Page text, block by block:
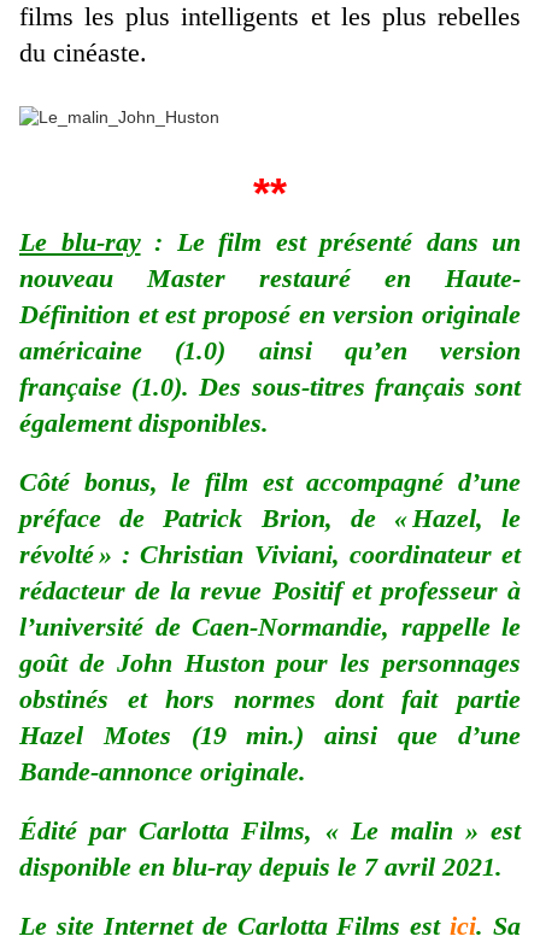
films les plus intelligents et les plus rebelles
du cinéaste.
**
Le blu-ray: Le film est présenté dans un
nouveau Master restauré en Haute-
Définition et est proposé en version originale
américaine (1.0) ainsi qu’en version
française (1.0). Des sous-titres français sont
également disponibles.
Côté bonus, le film est accompagné d’une
préface de Patrick Brion, de « Hazel, le
révolté » : Christian Viviani, coordinateur et
rédacteur de la revue Positif et professeur à
l’université de Caen-Normandie, rappelle le
goût de John Huston pour les personnages
obstinés et hors normes dont fait partie
Hazel Motes (19 min.) ainsi que d’une
Bande-annonce originale.
Édité par Carlotta Films, « Le malin » est
disponible en blu-ray depuis le 7 avril 2021.
Le site Internet de Carlotta Films estici. Sa